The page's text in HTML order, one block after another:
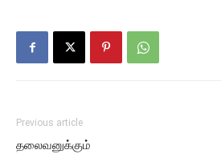
Previous article
தலைவனுக்கும்